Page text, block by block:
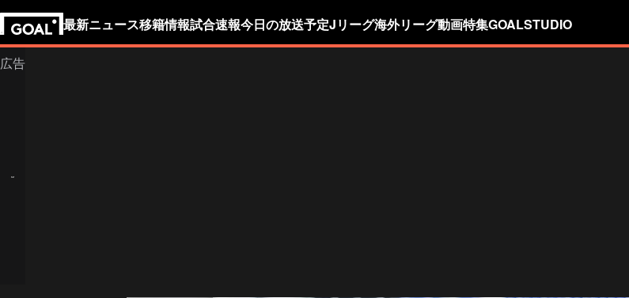
最新ニュース移籍情報試合速報今日の放送予定Jリーグ海外リーグ動画特集GOALSTUDIO